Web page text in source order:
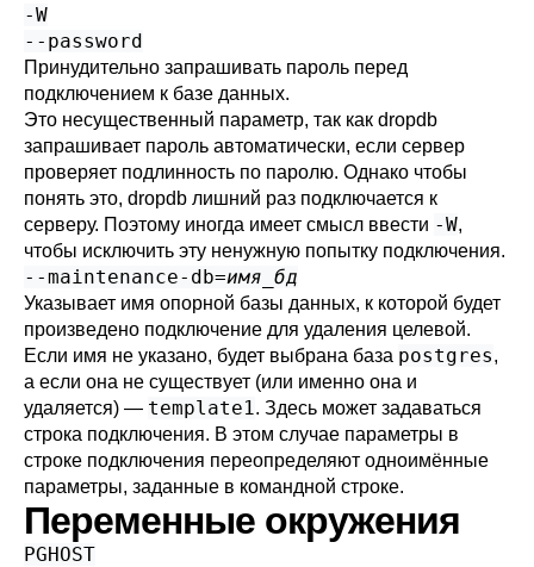
-W
--password
Принудительно запрашивать пароль перед
подключением к базе данных.
Это несущественный параметр, так как dropdb
запрашивает пароль автоматически, если сервер
проверяет подлинность по паролю. Однако чтобы
понять это, dropdb лишний раз подключается к
серверу. Поэтому иногда имеет смысл ввести -W,
чтобы исключить эту ненужную попытку подключения.
--maintenance-db=имя_бд
Указывает имя опорной базы данных, к которой будет
произведено подключение для удаления целевой.
Если имя не указано, будет выбрана база postgres,
а если она не существует (или именно она и
удаляется) — template1. Здесь может задаваться
строка подключения. В этом случае параметры в
строке подключения переопределяют одноимённые
параметры, заданные в командной строке.
Переменные окружения
PGHOST